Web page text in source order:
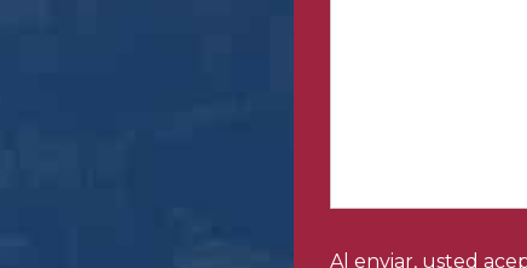
Al enviar, usted